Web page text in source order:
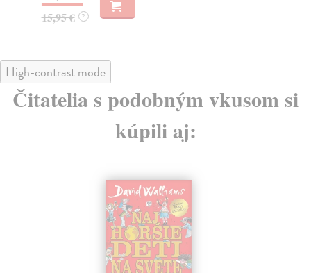
High-contrast mode
Čitatelia s podobným vkusom si
kúpili aj: